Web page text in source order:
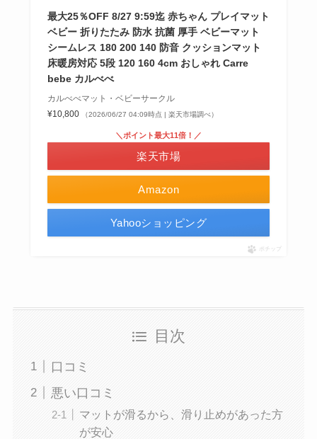
最大25％OFF 8/27 9:59迄 赤ちゃん プレイマット
ベビー 折りたたみ 防水 抗菌 厚手 ベビーマット
シームレス 180 200 140 防音 クッションマット
床暖房対応 5段 120 160 4cm おしゃれ Carre
bebe カルべべ
カルべべマット・ベビーサークル
¥10,800
（2026/06/27 04:09時点 | 楽天市場調べ）
Amazon
＼ポイント最大11倍！／
楽天市場
Yahooショッピング
ポチップ
目次
口コミ
悪い口コミ
マットが滑るから、滑り止めがあった方
が安心